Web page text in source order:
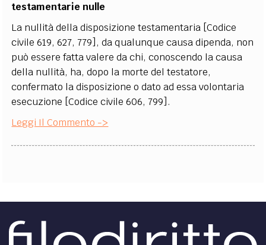
testamentarie nulle
La nullità della disposizione testamentaria [Codice
civile 619, 627, 779], da qualunque causa dipenda, non
può essere fatta valere da chi, conoscendo la causa
della nullità, ha, dopo la morte del testatore,
confermato la disposizione o dato ad essa volontaria
esecuzione [Codice civile 606, 799].
Leggi Il Commento ->